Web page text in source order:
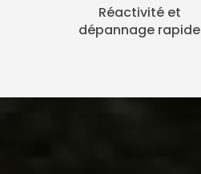
Réactivité et
dépannage rapide